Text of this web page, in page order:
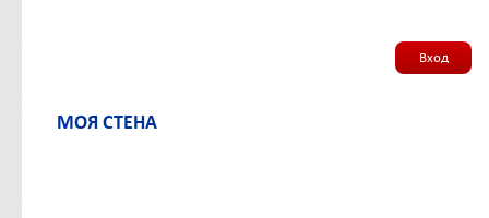
Вход
МОЯ СТЕНА